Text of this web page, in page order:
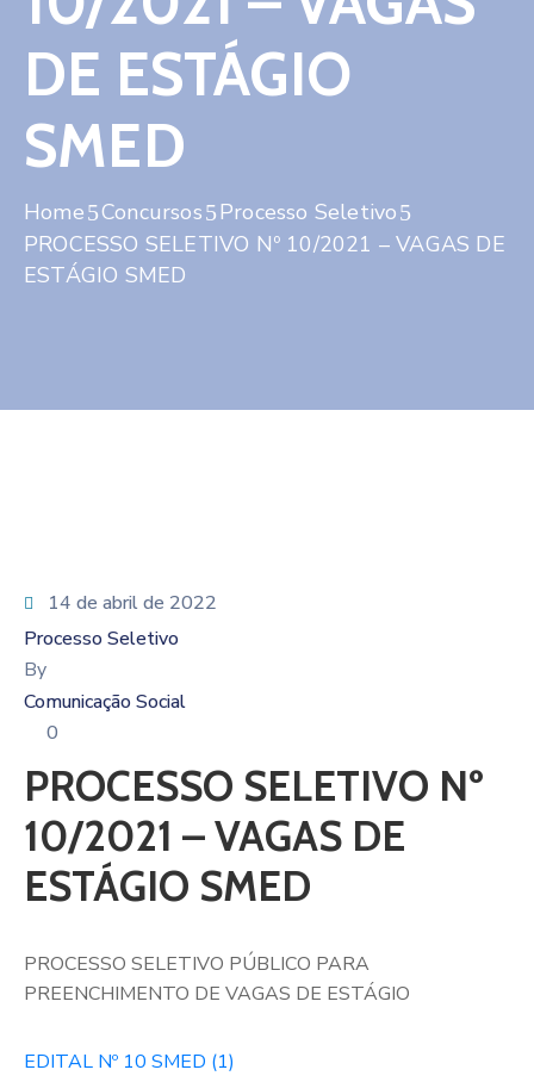
DE ESTÁGIO
SMED
Home Concursos
Processo Seletivo
PROCESSO SELETIVO Nº 10/2021 – VAGAS DE
ESTÁGIO SMED
14 de abril de 2022
Processo Seletivo
By
Comunicação Social
0
PROCESSO SELETIVO Nº
10/2021 – VAGAS DE
ESTÁGIO SMED
PROCESSO SELETIVO PÚBLICO PARA
PREENCHIMENTO DE VAGAS DE ESTÁGIO
EDITAL Nº 10 SMED (1)